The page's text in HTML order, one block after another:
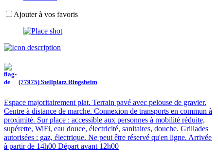
Ajouter à vos favoris
(77975) Stellplatz Ringsheim
Espace majoritairement plat. Terrain pavé avec pelouse de gravier.
Centre à distance de marche. Connexion de transports en commun à
proximité. Sur place : accessible aux personnes à mobilité réduite,
supérette, WiFi, eau douce, électricité, sanitaires, douche. Grillades
autorisées : gaz, électrique. Ne peut être réservé qu'en ligne. Arrivée
à partir de 14h00 Départ avant 12h00